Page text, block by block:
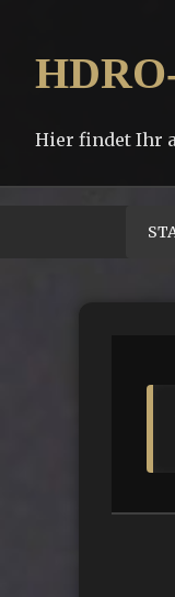
Hier findet Ihr